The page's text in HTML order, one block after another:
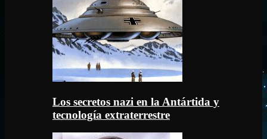
Los secretos nazi en la Antártida y
tecnología extraterrestre